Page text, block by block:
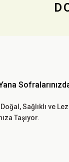
Sağlıklı ve
Taşıyor.